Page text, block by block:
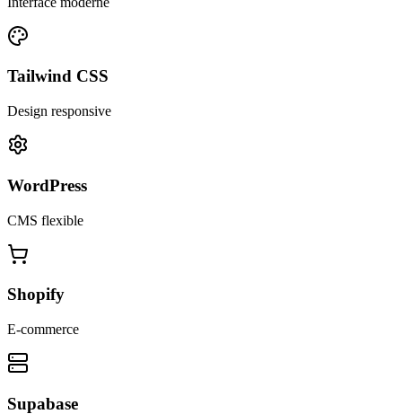
Tailwind CSS
Design responsive
WordPress
CMS flexible
Shopify
E-commerce
Supabase